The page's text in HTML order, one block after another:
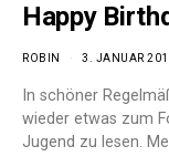
Happy
ROBIN 3. JANUAR
In schöner
wieder etwas zum
Jugend zu lesen.